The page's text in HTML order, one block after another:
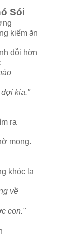
Sói
kiếm ăn
dỗi hờn
đợi kia."
ra
mong.
khóc la
về
con."